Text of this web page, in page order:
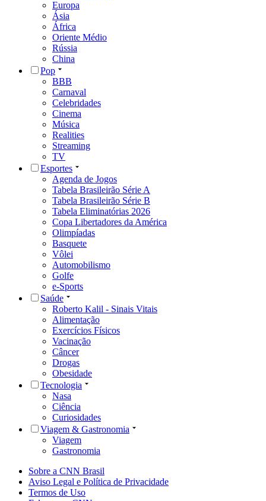
Europa
Ásia
África
Oriente Médio
Rússia
China
Pop
BBB
Carnaval
Celebridades
Cinema
Música
Realities
Streaming
TV
Esportes
Agenda de Jogos
Tabela Brasileirão Série A
Tabela Brasileirão Série B
Tabela Eliminatórias 2026
Copa Libertadores da América
Olimpíadas
Basquete
Vôlei
Automobilismo
Golfe
e-Sports
Saúde
Roberto Kalil - Sinais Vitais
Alimentação
Exercícios Físicos
Vacinação
Câncer
Drogas
Obesidade
Tecnologia
Nasa
Ciência
Curiosidades
Viagem & Gastronomia
Viagem
Gastronomia
Sobre a CNN Brasil
Aviso Legal e Política de Privacidade
Termos de Uso